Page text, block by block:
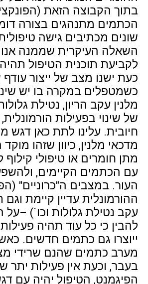
בתוך הקבוצה הזאת
הכתמים מתנהגים בצורה
שונים מכתיבים גישה
השאלה העיקרית שממנה אנו
לקביעת תוכנית הטיפול
כעת ישנו מצב של ייצור עודף
כשמטפלים במקרה בו יש
מלנין עקב הריון, נטילת
של שינוי בפעילות
חיובית. עלינו לתת כאן דגש
מדכאי מלנין, כיוון שזהו
מתן חומרים או טיפולי
עם הכתמים הקיימים,
העור. במצבים ה"כרוניים"
ההורמונלית עדיין קיימת
עקב נטילת גלולות וכו`)
להבין כי כל עוד תהיה
ייוצרו גם כתמים חדשים.
מערב כתמים שהנם שרידי
בעבר, וכעת אין פעילות יתר
הפיגמנט, הטיפול יהיה עם